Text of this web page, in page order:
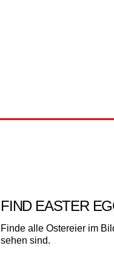
FIND EASTER
Finde alle Ostereier im
sehen sind.